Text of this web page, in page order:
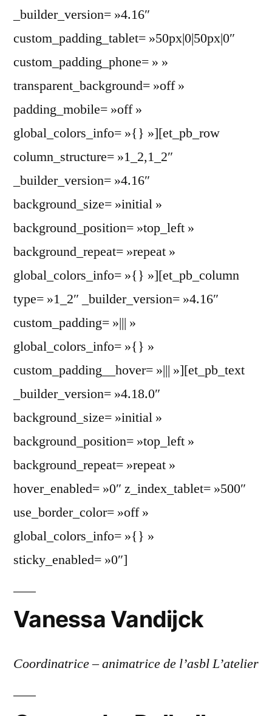
_builder_version= »4.16″
custom_padding_tablet= »50px|0|50px|0″
custom_padding_phone= » »
transparent_background= »off »
padding_mobile= »off »
global_colors_info= »{} »][et_pb_row
column_structure= »1_2,1_2″
_builder_version= »4.16″
background_size= »initial »
background_position= »top_left »
background_repeat= »repeat »
global_colors_info= »{} »][et_pb_column
type= »1_2″ _builder_version= »4.16″
custom_padding= »||| »
global_colors_info= »{} »
custom_padding__hover= »||| »][et_pb_text
_builder_version= »4.18.0″
background_size= »initial »
background_position= »top_left »
background_repeat= »repeat »
hover_enabled= »0″ z_index_tablet= »500″
use_border_color= »off »
global_colors_info= »{} »
sticky_enabled= »0″]
Vanessa Vandijck
Coordinatrice – animatrice de l’asbl L’atelier